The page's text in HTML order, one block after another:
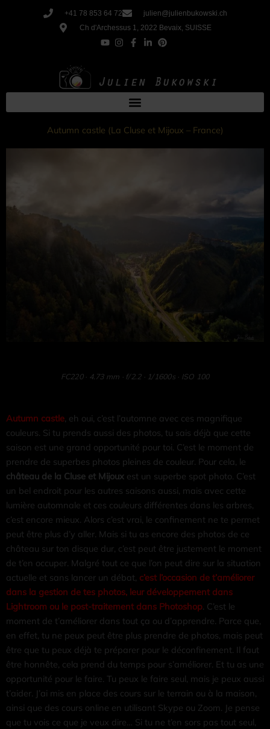
+41 78 853 64 72
julien@julienbukowski.ch
Ch d'Archessus 1, 2022 Bevaix, SUISSE
Autumn castle (La Cluse et Mijoux – France)
FC220 · 4.73 mm · f/2.2 · 1/1600s · ISO 100
Autumn castle, eh oui, c’est l’automne avec ces magnifique
couleurs. Si tu prends aussi des photos, tu sais déjà que cette
saison est une grand opportunité pour toi. C’est le moment de
prendre de superbes photos pleines de couleur. Pour cela, le
château de la Cluse et Mijoux est un superbe spot photo. C’est
un bel endroit pour les autres saisons aussi, mais avec cette
lumière automnale et ces couleurs différentes dans les arbres,
c’est encore mieux. Alors c’est vrai, le confinement ne te permet
peut être plus d’y aller. Mais si tu as encore des photos de ce
château sur ton disque dur, c’est peut être justement le moment
de t’en occuper. Malgré tout ce que l’on peut dire sur la situation
actuelle et sans lancer un débat, c’est l’occasion de t’améliorer
dans la gestion de tes photos, leur développement dans
Lightroom ou le post-traitement dans Photoshop. C’est le
moment de t’améliorer dans tout ça ou d’apprendre. Parce que,
en effet, tu ne peux peut être plus prendre de photos, mais peut
être que tu peux déjà te préparer pour le déconfinement. Il faut
être honnête, cela prend du temps pour s’améliorer. Et tu as une
opportunité pour le faire. Tu peux le faire seul, mais je peux aussi
t’aider. J’ai mis en place des cours sur le terrain ou à la maison,
ainsi que des cours online en utilisant Skype ou Zoom. Je pense
que tu vois ce que je veux dire… Si tu ne t’en sors pas tout seul,